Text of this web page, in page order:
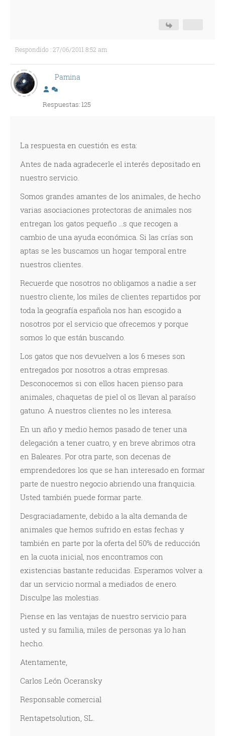
Respondido : 27/06/2011 8:52 am
Pamina
Respuestas: 125
La respuesta en cuestión es esta:
Antes de nada agradecerle el interés depositado en
nuestro servicio.
Somos grandes amantes de los animales, de hecho
varias asociaciones protectoras de animales nos
entregan los gatos pequeño ...s que recogen a
cambio de una ayuda económica. Si las crías son
aptas se les buscamos un hogar temporal entre
nuestros clientes.
Recuerde que nosotros no obligamos a nadie a ser
nuestro cliente, los miles de clientes repartidos por
toda la geografía española nos han escogido a
nosotros por el servicio que ofrecemos y porque
somos lo que están buscando.
Los gatos que nos devuelven a los 6 meses son
entregados por nosotros a otras empresas.
Desconocemos si con ellos hacen pienso para
animales, chaquetas de piel ol os llevan al paraíso
gatuno. A nuestros clientes no les interesa.
En un año y medio hemos pasado de tener una
delegación a tener cuatro, y en breve abrimos otra
en Baleares. Por otra parte, son decenas de
emprendedores los que se han interesado en formar
parte de nuestro negocio abriendo una franquicia.
Usted también puede formar parte.
Desgraciadamente, debido a la alta demanda de
animales que hemos sufrido en estas fechas y
también en parte por la oferta del 50% de reducción
en la cuota inicial, nos encontramos con
existencias bastante reducidas. Esperamos volver a
dar un servicio normal a mediados de enero.
Disculpe las molestias.
Piense en las ventajas de nuestro servicio para
usted y su familia, miles de personas ya lo han
hecho.
Atentamente,
Carlos León Oceransky
Responsable comercial
Rentapetsolution, SL.